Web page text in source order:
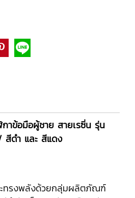
าข้อมือผู้ชาย สายเรซิ่น รุ่น
สีดำ และ สีแดง
ะทรงพลังด้วยกลุ่มผลิตภัณฑ์